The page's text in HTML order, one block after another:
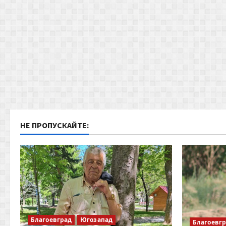
НЕ ПРОПУСКАЙТЕ:
Благоевград Югозапад